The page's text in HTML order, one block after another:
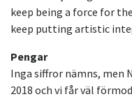
keep being a force for
keep putting artistic
Pengar
Inga siffror nämns, men
2018 och vi får väl